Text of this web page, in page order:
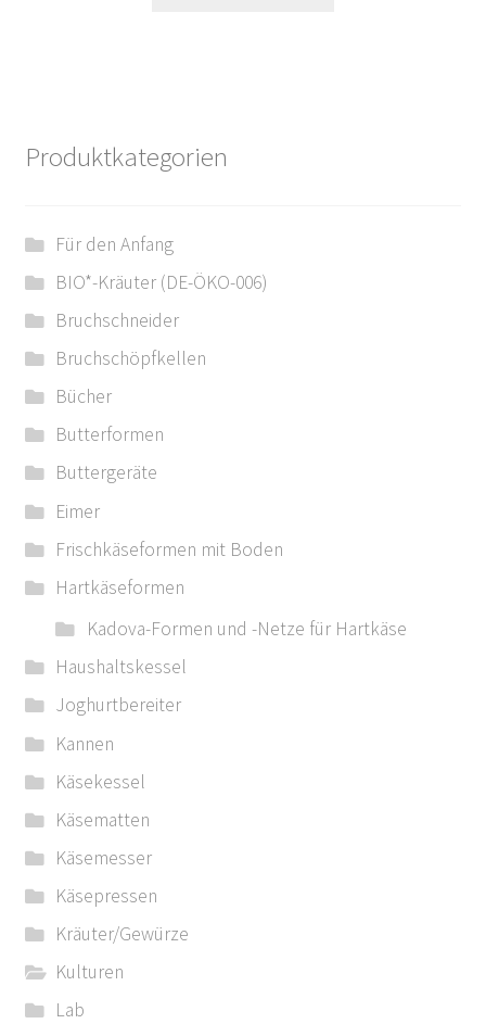
Produktkategorien
Für den Anfang
BIO*-Kräuter (DE-ÖKO-006)
Bruchschneider
Bruchschöpfkellen
Bücher
Butterformen
Buttergeräte
Eimer
Frischkäseformen mit Boden
Hartkäseformen
Kadova-Formen und -Netze für Hartkäse
Haushaltskessel
Joghurtbereiter
Kannen
Käsekessel
Käsematten
Käsemesser
Käsepressen
Kräuter/Gewürze
Kulturen
Lab